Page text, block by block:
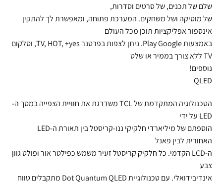
שלם של תכנים, של סרטים וסדרות,
של מוסיקה ושל משחקים. המערכת פתוחה, ומאפשרת לך להתקין
אינספור אפליקציות תוכן מכל העולם
באמצעות Play Google. ניתן לצפות בפרטנר TV, HOT, +yes, וסלקום
TV ללא צורך בממיר או שלט
נוספים!
QLED
הטכנולוגיה המתקדמת של TCL משדרגת את חוויית הצפייה במסך ה-
LED על ידי
הוספתם של מיליארדי חלקיקי ננו-קריסטל בין תאורת ה-LED
האחורית לבין פאנל
ה-LCD הקדמי. כל חלקיק קריסטל זעיר משמש כפילטר אור ופולט גוון
צבע
אינדיבידואלי. עם טכנולוגיית Dot Quantum QLED מתקבלים טווח